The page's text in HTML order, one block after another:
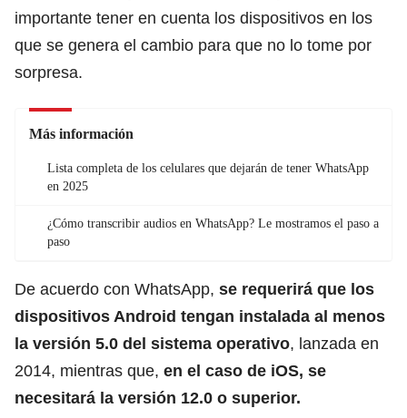
importante tener en cuenta los dispositivos en los
que se genera el cambio para que no lo tome por
sorpresa.
Más información
Lista completa de los celulares que dejarán de tener WhatsApp
en 2025
¿Cómo transcribir audios en WhatsApp? Le mostramos el paso a
paso
De acuerdo con WhatsApp, se requerirá que los
dispositivos Android tengan instalada al menos
la versión 5.0 del sistema operativo, lanzada en
2014, mientras que, en el caso de iOS, se
necesitará la versión 12.0 o superior.